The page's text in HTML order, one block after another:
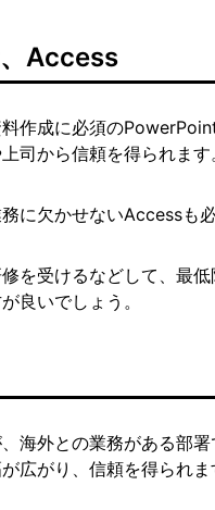
Access
作成に必須の
司から信頼を得られます
に欠かせないAccessも必
を受けるなどして、最低
良いでしょう。
海外との業務がある部
広がり、信頼を得られま